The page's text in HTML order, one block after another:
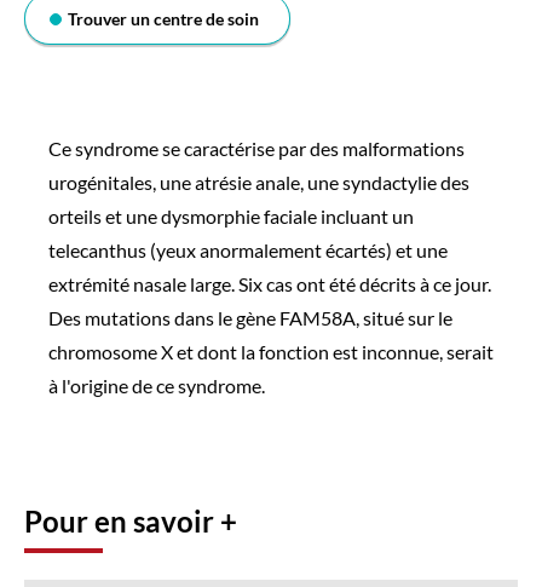
Trouver un centre de soin
Ce syndrome se caractérise par des malformations
urogénitales, une atrésie anale, une syndactylie des
orteils et une dysmorphie faciale incluant un
telecanthus (yeux anormalement écartés) et une
extrémité nasale large. Six cas ont été décrits à ce jour.
Des mutations dans le gène FAM58A, situé sur le
chromosome X et dont la fonction est inconnue, serait
à l'origine de ce syndrome.
Pour en savoir +